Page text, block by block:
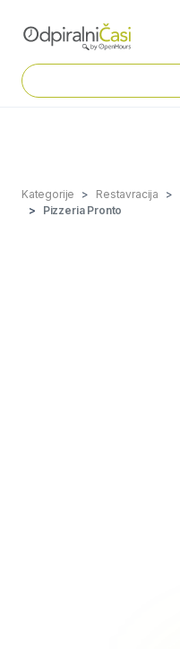
Kategorije Restavracija
Pizzeria Pronto